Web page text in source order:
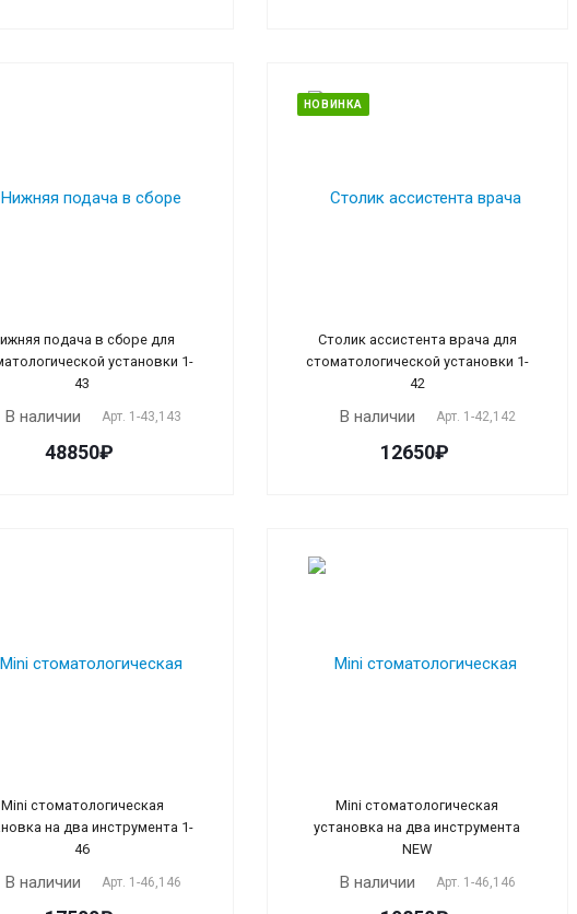
подача в сборе для
установки 1-
43
В наличии Арт. 1-43,143
48850₽
НОВИНКА
Столик ассистента врача для
стоматологической установки 1-
42
В наличии Арт. 1-42,142
12650₽
Mini стоматологическая
на два инструмента 1-
46
В наличии Арт. 1-46,146
Mini стоматологическая
установка на два инструмента
NEW
В наличии Арт. 1-46,146